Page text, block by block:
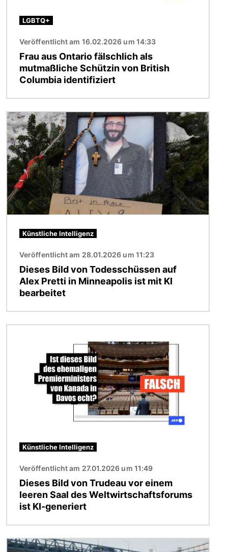
LGBTQ+
Veröffentlicht am 16.02.2026 um 14:33
Frau aus Ontario fälschlich als
mutmaßliche Schützin von British
Columbia identifiziert
Bild
Künstliche Intelligenz
Veröffentlicht am 28.01.2026 um 11:23
Dieses Bild von Todesschüssen auf
Alex Pretti in Minneapolis ist mit KI
bearbeitet
Künstliche Intelligenz
Veröffentlicht am 27.01.2026 um 11:49
Dieses Bild von Trudeau vor einem
leeren Saal des Weltwirtschaftsforums
ist KI-generiert
Bild